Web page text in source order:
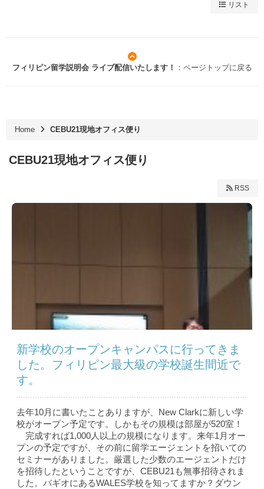
リスト
フィリピン留学説明会 ライブ配信いたします！ ：ページトップに戻る
Home CEBU21現地オフィス便り
CEBU21現地オフィス便り
RSS
新学校のオープンキャンパスに行ってきま
した。フィリピン最大級の学校誕生間近で
す。
去年10月に書いたことありますが、New Clarkに新しい学
校がオープン予定です。しかもその規模は部屋が520室！
完成すれば1,000人以上の規模になります。来年1月オー
プンの予定ですが、その前に留学エージェントを招いての
セミナーがありました。厳選した少数のエージェントだけ
を招待したということですが、CEBU21も無事招待されま
した。バギオにあるWALES学校を知ってますか？ダウン